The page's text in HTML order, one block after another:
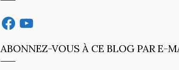
FacebookYouTube
ABONNEZ-VOUS À CE BLOG PAR E-